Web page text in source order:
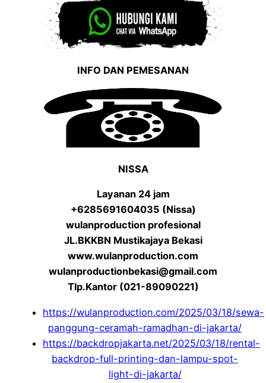
INFO DAN PEMESANAN
NISSA
Layanan 24 jam
+6285691604035 (Nissa)
wulanproduction profesional
JL.BKKBN Mustikajaya Bekasi
www.wulanproduction.com
wulanproductionbekasi@gmail.com
Tlp.Kantor (021-89090221)
https://wulanproduction.com/2025/03/18/sewa-
panggung-ceramah-ramadhan-di-jakarta/
https://backdropjakarta.net/2025/03/18/rental-
backdrop-full-printing-dan-lampu-spot-
light-di-jakarta/